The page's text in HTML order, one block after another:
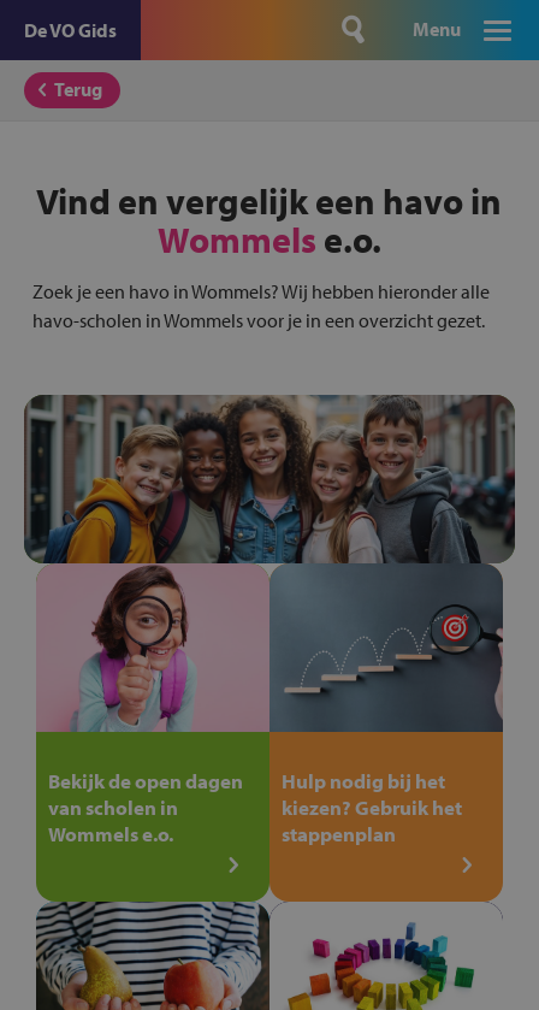
De VO Gids Menu
Terug
Vind en vergelijk een havo in
Wommels e.o.
Zoek je een havo in Wommels? Wij hebben hieronder alle
havo-scholen in Wommels voor je in een overzicht gezet.
Bekijk de open dagen
van scholen in
Wommels e.o.
Hulp nodig bij het
kiezen? Gebruik het
stappenplan